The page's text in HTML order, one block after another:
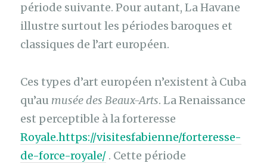
période suivante. Pour autant, La Havane
illustre surtout les périodes baroques et
classiques de l’art européen.
Ces types d’art européen n’existent à Cuba
qu’au musée des Beaux-Arts. La Renaissance
est perceptible à la forteresse
Royale.https://visitesfabienne/forteresse-
de-force-royale/ . Cette période